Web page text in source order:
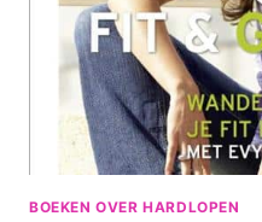
BOEKEN OVER HARDLOPEN